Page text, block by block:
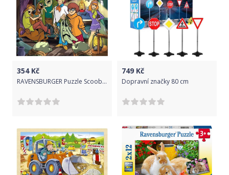
354Kč
RAVENSBURGER Puzzle Scooby Doo: Odhalení 1000 dílků
749 Kč
Dopravní značky 80 cm